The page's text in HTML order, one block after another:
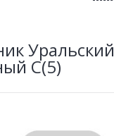
Уральский
С(5)